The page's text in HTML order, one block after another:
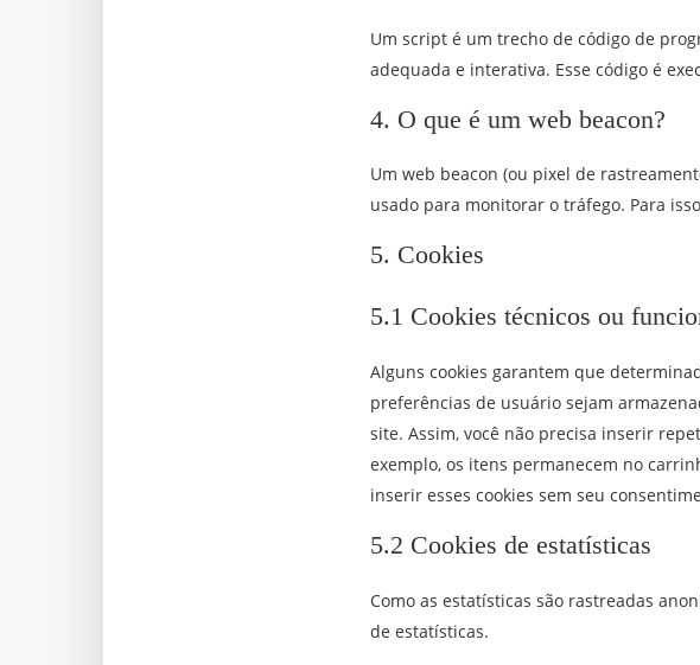
Um script é um trecho de código de
adequada e interativa. Esse código é
4. O que é um web beacon?
Um web beacon (ou pixel de
usado para monitorar o tráfego. Para
5. Cookies
5.1 Cookies técnicos ou
Alguns cookies garantem que
preferências de usuário sejam
site. Assim, você não precisa inserir
exemplo, os itens permanecem no
inserir esses cookies sem seu
5.2 Cookies de estatísticas
Como as estatísticas são rastreadas
de estatísticas.